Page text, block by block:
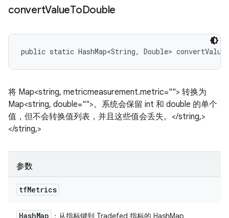
convertValueToDouble
public static HashMap<String, Double>
将 Map<string, metricmeasurement.metric=""> 转换为
Map<string, double="">。系统会保留 int 和 double 的单个
值，但不会转换值列表，并且这些值会丢失。</string,>
</string,>
参数
tfMetrics
HashMap ：从指标键到 Tradefed 指标的 HashMap